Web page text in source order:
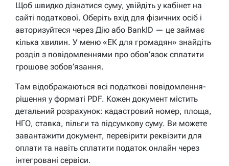
Щоб швидко дізнатися суму, увійдіть у кабінет на
сайті податкової. Оберіть вхід для фізичних осіб і
авторизуйтеся через Дію або BankID — це займає
кілька хвилин. У меню «ЕК для громадян» знайдіть
розділ з повідомленнями про обов’язок сплатити
грошове зобов’язання.
Там відображаються всі податкові повідомлення-
рішення у форматі PDF. Кожен документ містить
детальний розрахунок: кадастровий номер, площа,
НГО, ставка, пільги та підсумкову суму. Ви можете
завантажити документ, перевірити реквізити для
оплати та навіть сплатити податок онлайн через
інтегровані сервіси.